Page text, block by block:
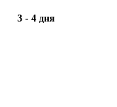
3 - 4 дня